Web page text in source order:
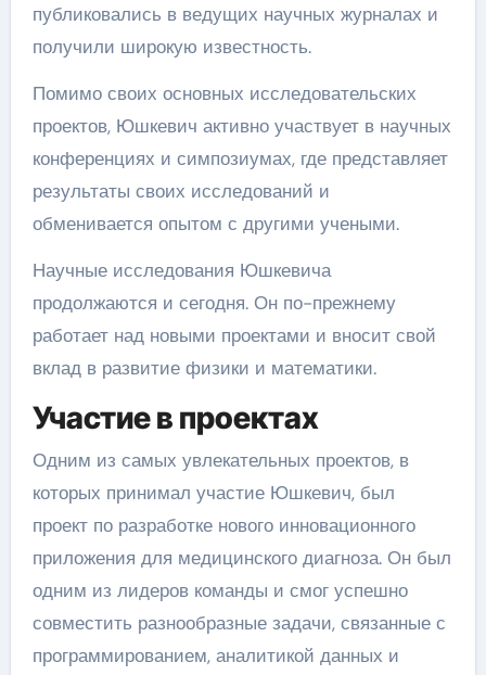
публиковались в ведущих научных журналах и
получили широкую известность.
Помимо своих основных исследовательских
проектов, Юшкевич активно участвует в научных
конференциях и симпозиумах, где представляет
результаты своих исследований и
обменивается опытом с другими учеными.
Научные исследования Юшкевича
продолжаются и сегодня. Он по-прежнему
работает над новыми проектами и вносит свой
вклад в развитие физики и математики.
Участие в проектах
Одним из самых увлекательных проектов, в
которых принимал участие Юшкевич, был
проект по разработке нового инновационного
приложения для медицинского диагноза. Он был
одним из лидеров команды и смог успешно
совместить разнообразные задачи, связанные с
программированием, аналитикой данных и